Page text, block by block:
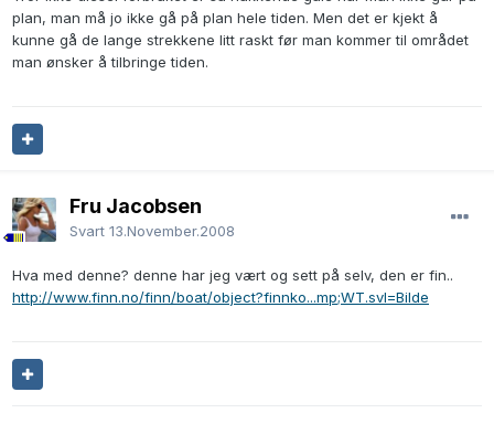
plan, man må jo ikke gå på plan hele tiden. Men det er kjekt å
kunne gå de lange strekkene litt raskt før man kommer til området
man ønsker å tilbringe tiden.
Fru Jacobsen
Svart 13.November.2008
Hva med denne? denne har jeg vært og sett på selv, den er fin..
http://www.finn.no/finn/boat/object?finnko...mp;WT.svl=Bilde